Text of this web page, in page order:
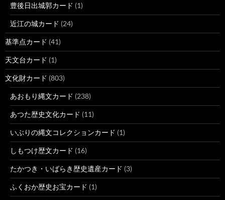
豊後日出城郭カード (1)
近江の城カード (24)
基準点カード (41)
天文台カード (1)
文化財カード (803)
あおもり縄文カード (238)
あつた歴史文化カード (11)
いぶりの縄文コレクションカード (1)
しもつけ歴文カード (16)
たかつき・いばらき歴史遺産カード (3)
ふくおか歴史お宝カード (1)